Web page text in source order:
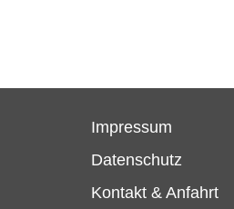
Impressum
Datenschutz
Kontakt & Anfahrt